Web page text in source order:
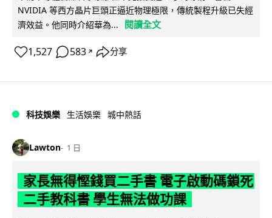
NVIDIA 等西方晶片巨頭正逼近物理極限，傳統製程升級已失經
濟效益。他同時介紹華為...
閱讀全文
1,527 583 ↗ 分享
科技娛樂 生活娛樂 城中熱話
Lawton 1 日
家長無得慳錢買二手書 電子啟動碼鎖死
二手教科書 學生無法做功課